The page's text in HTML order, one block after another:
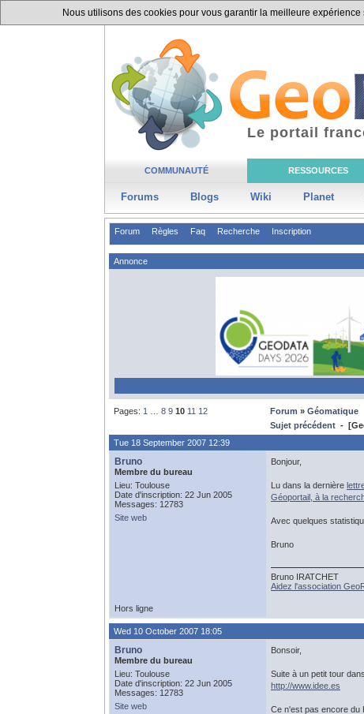
Nous utilisons des cookies pour vous garantir la meilleure
COMMUNAUTÉ RESSOURCES
Forums Blogs Wiki Planet
Le portail
Forum Règles Faq Recherche Inscription
Annonce
Pages: 1 8 9 10 11 12 Forum » Géomatique
Sujet précédent -
Tue 18 September 2007 12:39
Bruno
Membre du bureau
Lieu: Toulouse
Date d'inscription: 22 Jun 2005
Messages: 12783
Site web
Bonjour,
Lu dans la dernière
Géoportail, à la
Avec quelques
Bruno
Bruno IRATCHET
Aidez l'association
Hors ligne
Wed 10 October 2007 18:05
Bruno
Membre du bureau
Lieu: Toulouse
Date d'inscription: 22 Jun 2005
Messages: 12783
Site web
Bonsoir,
Suite à un petit tour
http://www.idee.es
Ce n'est pas encore du